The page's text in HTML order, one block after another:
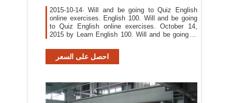
2015-10-14· Will and be going to Quiz English
online exercises. English 100. Will and be going
to Quiz English online exercises. October 14,
2015 by Learn English 100. Will and be going to
to Quiz English online test) Filed Under:
احصل على السعر